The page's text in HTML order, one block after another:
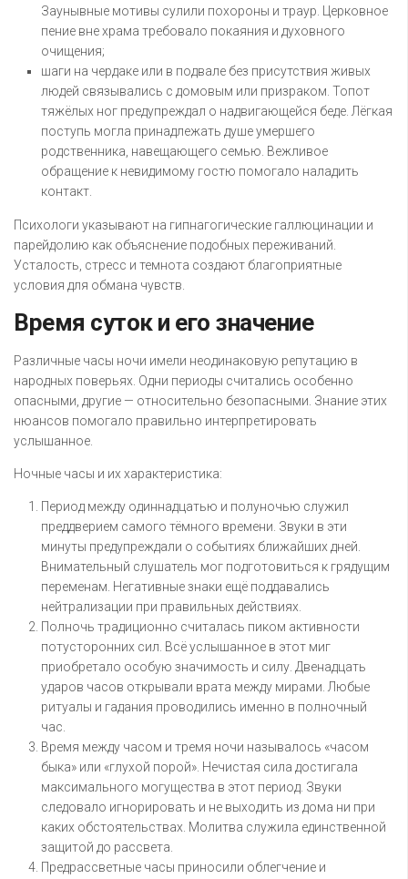
Заунывные мотивы сулили похороны и траур. Церковное
пение вне храма требовало покаяния и духовного
очищения;
шаги на чердаке или в подвале без присутствия живых
людей связывались с домовым или призраком. Топот
тяжёлых ног предупреждал о надвигающейся беде. Лёгкая
поступь могла принадлежать душе умершего
родственника, навещающего семью. Вежливое
обращение к невидимому гостю помогало наладить
контакт.
Психологи указывают на гипнагогические галлюцинации и
парейдолию как объяснение подобных переживаний.
Усталость, стресс и темнота создают благоприятные
условия для обмана чувств.
Время суток и его значение
Различные часы ночи имели неодинаковую репутацию в
народных поверьях. Одни периоды считались особенно
опасными, другие — относительно безопасными. Знание этих
нюансов помогало правильно интерпретировать
услышанное.
Ночные часы и их характеристика:
Период между одиннадцатью и полуночью служил
преддверием самого тёмного времени. Звуки в эти
минуты предупреждали о событиях ближайших дней.
Внимательный слушатель мог подготовиться к грядущим
переменам. Негативные знаки ещё поддавались
нейтрализации при правильных действиях.
Полночь традиционно считалась пиком активности
потусторонних сил. Всё услышанное в этот миг
приобретало особую значимость и силу. Двенадцать
ударов часов открывали врата между мирами. Любые
ритуалы и гадания проводились именно в полночный
час.
Время между часом и тремя ночи называлось «часом
быка» или «глухой порой». Нечистая сила достигала
максимального могущества в этот период. Звуки
следовало игнорировать и не выходить из дома ни при
каких обстоятельствах. Молитва служила единственной
защитой до рассвета.
Предрассветные часы приносили облегчение и